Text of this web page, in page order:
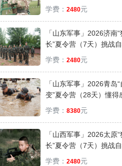
彰，显青春风采
学费： 2480元
「山东军事」2026济南
长”夏令营（7天）挑战
越自我！
学费： 2480元
「山东军事」2026青岛
变”夏令营（28天）懂得
立目标
学费： 8380元
「山西军事」2026太原
长”夏令营（7天）挑战
越自我！
学费： 2480元